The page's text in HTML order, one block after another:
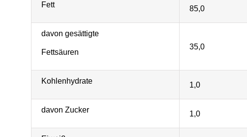
Fett 85,0
davon gesättigte
Fettsäuren
35,0
Kohlenhydrate 1,0
davon Zucker 1,0